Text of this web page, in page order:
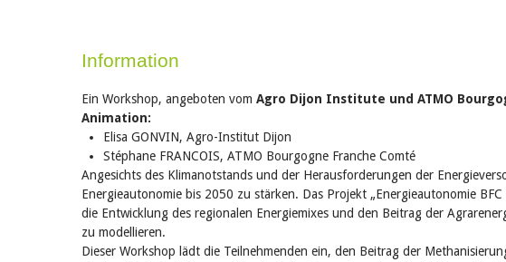
Information
Ein Workshop, angeboten vom Agro Dijon Institute und ATMO
Animation:
Elisa GONVIN, Agro-Institut Dijon
Stéphane FRANCOIS, ATMO Bourgogne Franche Comté
Angesichts des Klimanotstands und der Herausforderungen der
Energieautonomie bis 2050 zu stärken. Das Projekt „Energieautonomie
die Entwicklung des regionalen Energiemixes und den Beitrag der
zu modellieren.
Dieser Workshop lädt die Teilnehmenden ein, den Beitrag der